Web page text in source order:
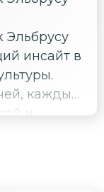
Эльбрусу
инсайт в
каждый
и
уровень
знания о